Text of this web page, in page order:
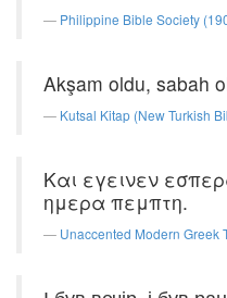
Philippine Bible Society
Akşam oldu, sabah
Kutsal Kitap (New Turkish
Και εγεινεν
ημερα πεμπτη.
Unaccented Modern Greek